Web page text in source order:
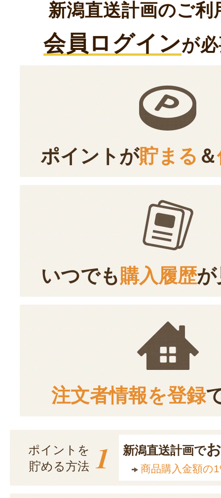
新潟直送計画のご利
会員ログインが
ポイントが貯まる ＆
いつでも購入履歴が
注文者情報を登録
ポイントを
貯める方法 1 新潟直送計画で
商品購入金額の